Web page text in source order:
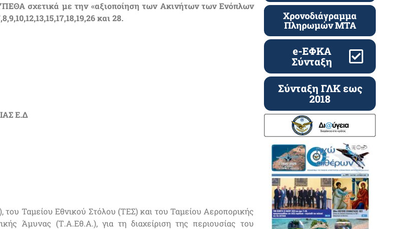
σχετικά με την «αξιοποίηση των Ακινήτων των Ενόπλων
και 28.
Ε.Δ
Ταμείου Εθνικού Στόλου (ΤΕΣ) και του Ταμείου Αεροπορικής
Άμυνας (Τ.Α.Εθ.Α.), για τη διαχείριση της περιουσίας του
Χρονοδιάγραμμα
Πληρωμών ΜΤΑ
e-ΕΦΚΑ
Σύνταξη
Σύνταξη ΓΛΚ εως
2018